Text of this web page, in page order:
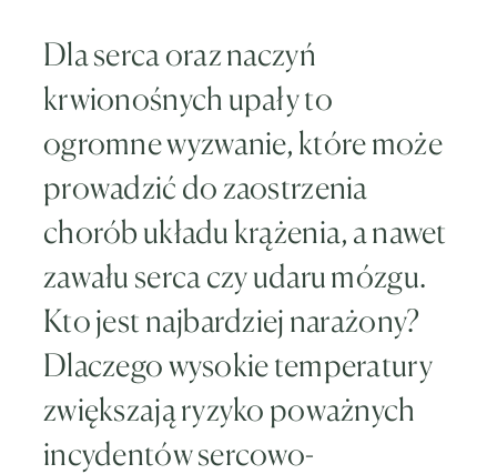
Dla serca oraz naczyń
krwionośnych upały to
ogromne wyzwanie, które może
prowadzić do zaostrzenia
chorób układu krążenia, a nawet
zawału serca czy udaru mózgu.
Kto jest najbardziej narażony?
Dlaczego wysokie temperatury
zwiększają ryzyko poważnych
incydentów sercowo-